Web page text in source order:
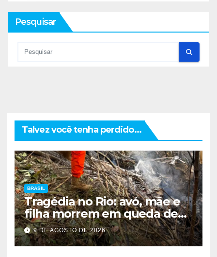
Pesquisar
Talvez você tenha perdido...
BRASIL
Tragédia no Rio: avó, mãe e
filha morrem em queda de
helicóptero
9 DE AGOSTO DE 2026